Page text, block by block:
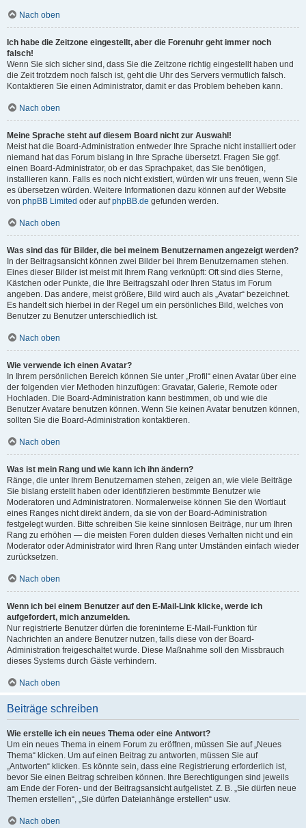
Nach oben
Ich habe die Zeitzone eingestellt, aber die Forenuhr geht immer noch
falsch!
Wenn Sie sich sicher sind, dass Sie die Zeitzone richtig eingestellt haben und
die Zeit trotzdem noch falsch ist, geht die Uhr des Servers vermutlich falsch.
Kontaktieren Sie einen Administrator, damit er das Problem beheben kann.
Nach oben
Meine Sprache steht auf diesem Board nicht zur Auswahl!
Meist hat die Board-Administration entweder Ihre Sprache nicht installiert oder
niemand hat das Forum bislang in Ihre Sprache übersetzt. Fragen Sie ggf.
einen Board-Administrator, ob er das Sprachpaket, das Sie benötigen,
installieren kann. Falls es noch nicht existiert, würden wir uns freuen, wenn Sie
es übersetzen würden. Weitere Informationen dazu können auf der Website
von phpBB Limited oder aufphpBB.de gefunden werden.
Nach oben
Was sind das für Bilder, die bei meinem Benutzernamen angezeigt werden?
In der Beitragsansicht können zwei Bilder bei Ihrem Benutzernamen stehen.
Eines dieser Bilder ist meist mit Ihrem Rang verknüpft: Oft sind dies Sterne,
Kästchen oder Punkte, die Ihre Beitragszahl oder Ihren Status im Forum
angeben. Das andere, meist größere, Bild wird auch als „Avatar“ bezeichnet.
Es handelt sich hierbei in der Regel um ein persönliches Bild, welches von
Benutzer zu Benutzer unterschiedlich ist.
Nach oben
Wie verwende ich einen Avatar?
In Ihrem persönlichen Bereich können Sie unter „Profil“ einen Avatar über eine
der folgenden vier Methoden hinzufügen: Gravatar, Galerie, Remote oder
Hochladen. Die Board-Administration kann bestimmen, ob und wie die
Benutzer Avatare benutzen können. Wenn Sie keinen Avatar benutzen können,
sollten Sie die Board-Administration kontaktieren.
Nach oben
Was ist mein Rang und wie kann ich ihn ändern?
Ränge, die unter Ihrem Benutzernamen stehen, zeigen an, wie viele Beiträge
Sie bislang erstellt haben oder identifizieren bestimmte Benutzer wie
Moderatoren und Administratoren. Normalerweise können Sie den Wortlaut
eines Ranges nicht direkt ändern, da sie von der Board-Administration
festgelegt wurden. Bitte schreiben Sie keine sinnlosen Beiträge, nur um Ihren
Rang zu erhöhen — die meisten Foren dulden dieses Verhalten nicht und ein
Moderator oder Administrator wird Ihren Rang unter Umständen einfach wieder
zurücksetzen.
Nach oben
Wenn ich bei einem Benutzer auf den E-Mail-Link klicke, werde ich
aufgefordert, mich anzumelden.
Nur registrierte Benutzer dürfen die foreninterne E-Mail-Funktion für
Nachrichten an andere Benutzer nutzen, falls diese von der Board-
Administration freigeschaltet wurde. Diese Maßnahme soll den Missbrauch
dieses Systems durch Gäste verhindern.
Nach oben
Beiträge schreiben
Wie erstelle ich ein neues Thema oder eine Antwort?
Um ein neues Thema in einem Forum zu eröffnen, müssen Sie auf „Neues
Thema“ klicken. Um auf einen Beitrag zu antworten, müssen Sie auf
„Antworten“ klicken. Es könnte sein, dass eine Registrierung erforderlich ist,
bevor Sie einen Beitrag schreiben können. Ihre Berechtigungen sind jeweils
am Ende der Foren- und der Beitragsansicht aufgelistet. Z. B. „Sie dürfen neue
Themen erstellen“, „Sie dürfen Dateianhänge erstellen“ usw.
Nach oben